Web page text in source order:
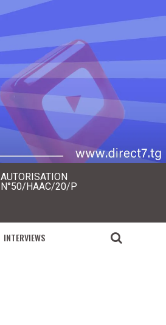
AUTORISATION
N°50/HAAC/20/P
INTERVIEWS